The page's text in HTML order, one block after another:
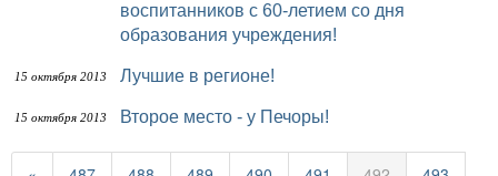
воспитанников с 60-летием со дня
образования учреждения!
15 октября 2013 Лучшие в регионе!
15 октября 2013 Второе место - у Печоры!